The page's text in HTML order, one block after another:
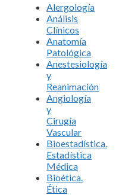
Alergología
Análisis
Clínicos
Anatomía
Patológica
Anestesiología
y
Reanimación
Angiología
y
Cirugía
Vascular
Bioestadística.
Estadística
Médica
Bioética.
Ética